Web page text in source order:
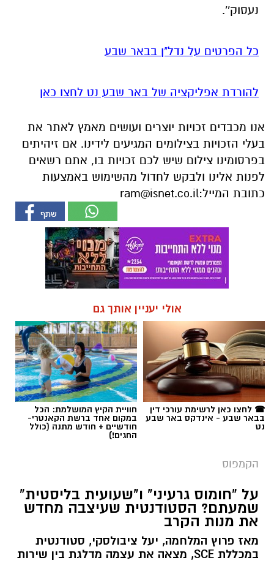
נעסוק''.
כל הפרטים על נדל"ן בבאר שבע
להורדת אפליקציה של באר שבע נט לחצו כאן
אנו מכבדים זכויות יוצרים ועושים מאמץ לאתר את
בעלי הזכויות בצילומים המגיעים לידינו. אם זיהיתים
בפרסומינו צילום שיש לכם זכויות בו, אתם רשאים
לפנות אלינו ולבקש לחדול מהשימוש באמצעות
כתובת המייל:ram@isnet.co.il
אולי יעניין אותך גם
☎ לחצו כאן לרשימת עורכי דין
בבאר שבע - אינדקס באר שבע
נט
חוויית הקיץ המושלמת: הכל
במקום אחד ברשת הקאנטרי-
חודשיים + חודש מתנה (כולל
החגים!)
הקמפוס
על "חומוס גרעיני" ו"שעועית בליסטית"
שמעתם? הסטודנטית שעיצבה מחדש
את מנות הקרב
מאז פרוץ המלחמה, יעל ציבולסקי, סטודנטית
במכללת SCE, מצאה את עצמה מדלגת בין שירות